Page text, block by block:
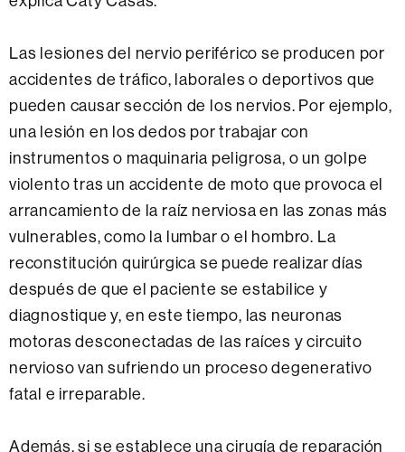
Las lesiones del nervio periférico se producen por
accidentes de tráfico, laborales o deportivos que
pueden causar sección de los nervios. Por ejemplo,
una lesión en los dedos por trabajar con
instrumentos o maquinaria peligrosa, o un golpe
violento tras un accidente de moto que provoca el
arrancamiento de la raíz nerviosa en las zonas más
vulnerables, como la lumbar o el hombro. La
reconstitución quirúrgica se puede realizar días
después de que el paciente se estabilice y
diagnostique y, en este tiempo, las neuronas
motoras desconectadas de las raíces y circuito
nervioso van sufriendo un proceso degenerativo
fatal e irreparable.
Además, si se establece una cirugía de reparación